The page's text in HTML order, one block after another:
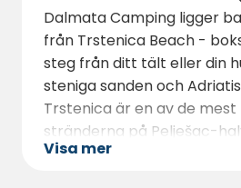
kustflora - vilket utlovar en
naturlig atmosfär.
Dalmata Camping ligger
från Trstenica Beach -
steg från ditt tält eller din
steniga sanden och
Trstenica är en av de
stränderna på Pelješac-
delvis klappersten, kantad
Visa mer